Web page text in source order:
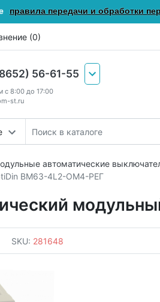
правила передачи и обработки
(0)
56-61-55
с 8:00 до 17:00
st.ru
автоматические
BM63-4L2-ОМ4-РЕГ
SKU: 281648